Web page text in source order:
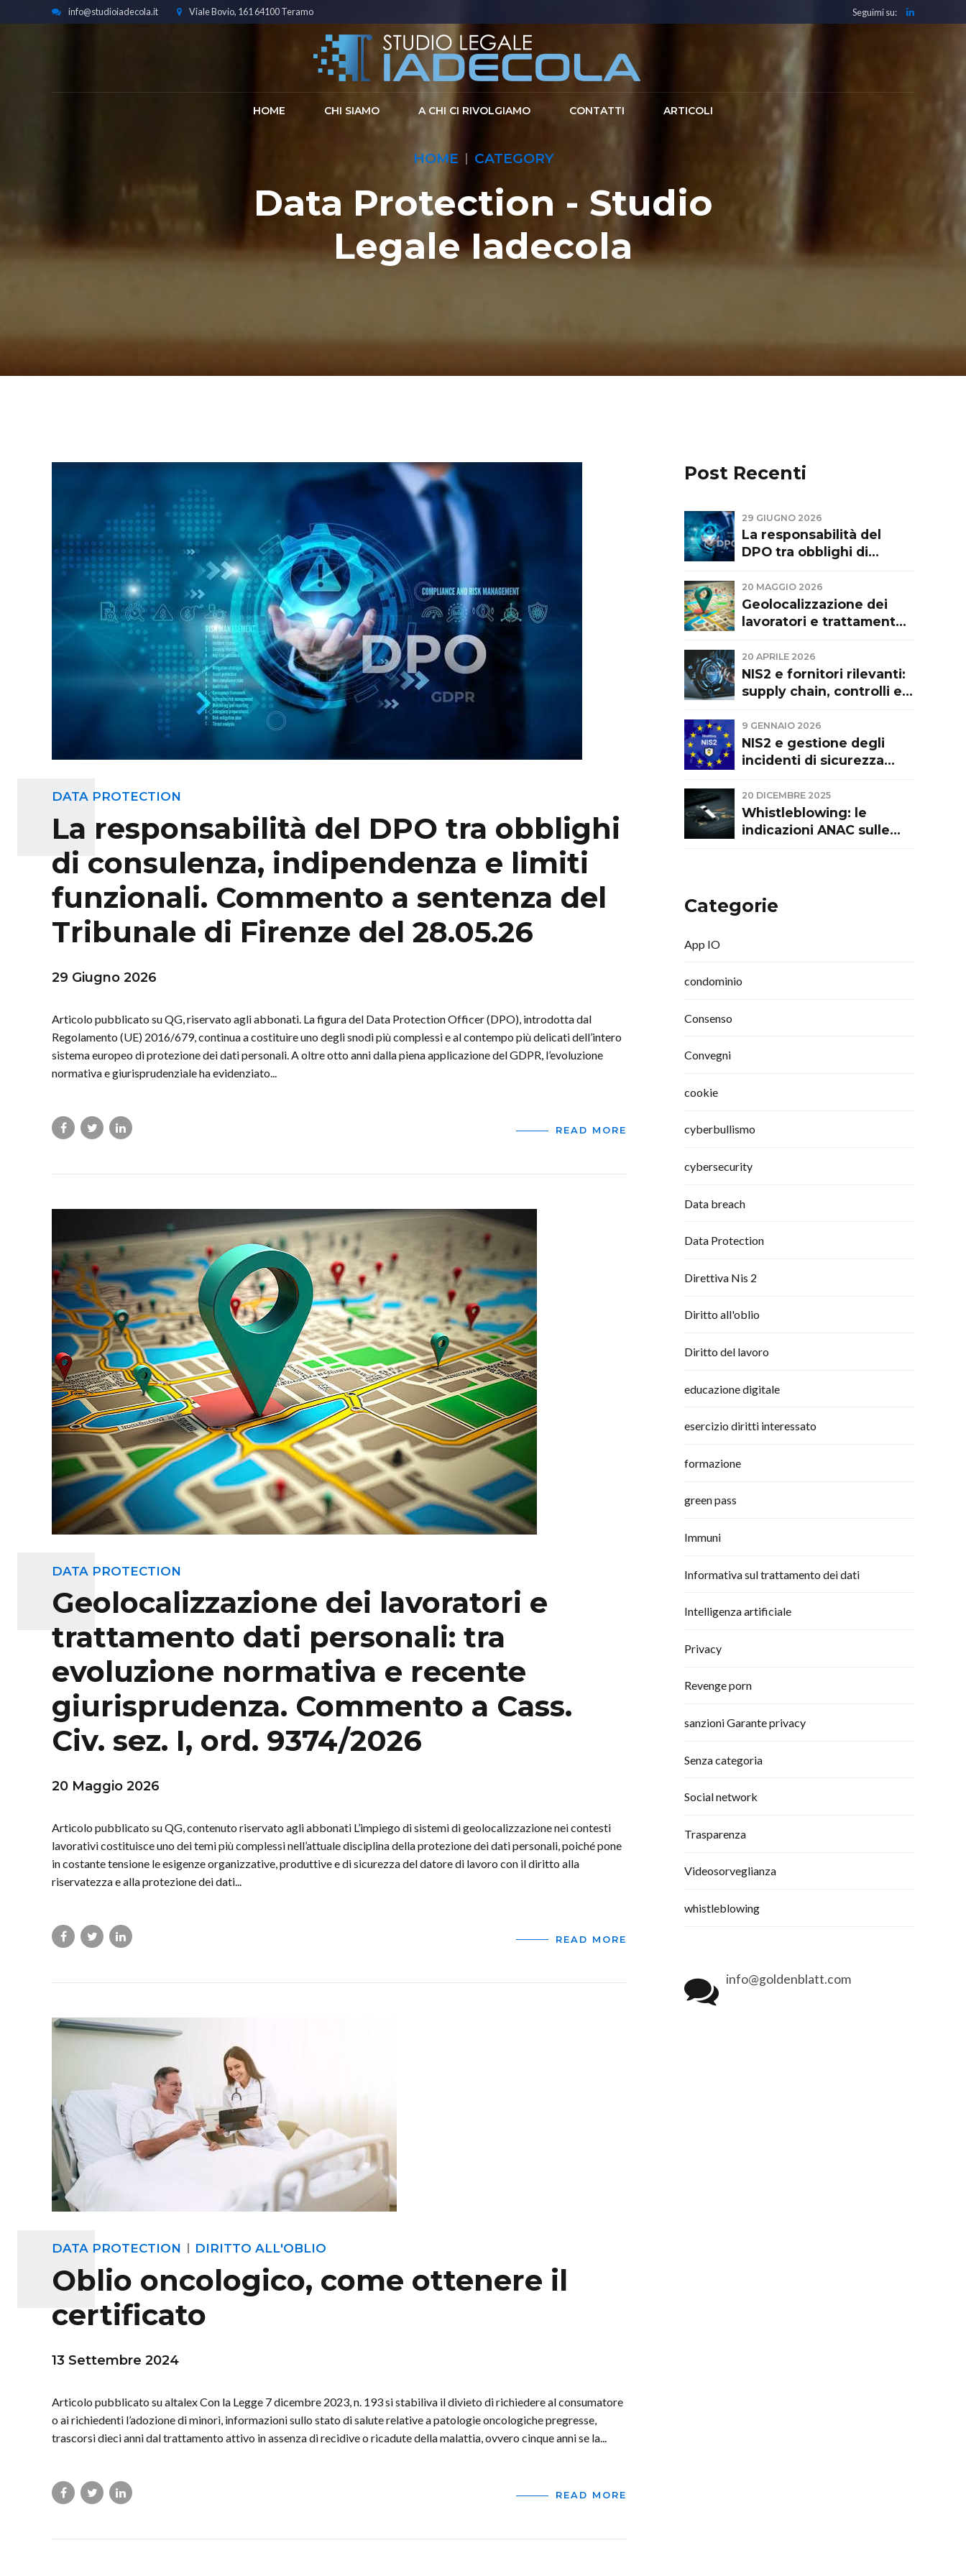
info@studioiadecola.it Viale Bovio, 161 64100 Teramo Seguimi su:
HOME CHI SIAMO A CHI CI RIVOLGIAMO CONTATTI ARTICOLI
HOME CATEGORY
Data Protection - Studio
Legale Iadecola
DATA PROTECTION
La responsabilità del DPO tra obblighi
di consulenza, indipendenza e limiti
funzionali. Commento a sentenza del
Tribunale di Firenze del 28.05.26
29 Giugno 2026
Articolo pubblicato su QG, riservato agli abbonati. La figura del Data Protection Officer (DPO), introdotta dal
Regolamento (UE) 2016/679, continua a costituire uno degli snodi più complessi e al contempo più delicati dell’intero
sistema europeo di protezione dei dati personali. A oltre otto anni dalla piena applicazione del GDPR, l’evoluzione
normativa e giurisprudenziale ha evidenziato...
READ MORE
DATA PROTECTION
Geolocalizzazione dei lavoratori e
trattamento dati personali: tra
evoluzione normativa e recente
giurisprudenza. Commento a Cass.
Civ. sez. I, ord. 9374/2026
20 Maggio 2026
Articolo pubblicato su QG, contenuto riservato agli abbonati L’impiego di sistemi di geolocalizzazione nei contesti
lavorativi costituisce uno dei temi più complessi nell’attuale disciplina della protezione dei dati personali, poiché pone
in costante tensione le esigenze organizzative, produttive e di sicurezza del datore di lavoro con il diritto alla
riservatezza e alla protezione dei dati...
READ MORE
DATA PROTECTION DIRITTO ALL'OBLIO
Oblio oncologico, come ottenere il
certificato
13 Settembre 2024
Articolo pubblicato su altalex Con la Legge 7 dicembre 2023, n. 193 si stabiliva il divieto di richiedere al consumatore
o ai richiedenti l’adozione di minori, informazioni sullo stato di salute relative a patologie oncologiche pregresse,
trascorsi dieci anni dal trattamento attivo in assenza di recidive o ricadute della malattia, ovvero cinque anni se la...
READ MORE
Post Recenti
29 GIUGNO 2026
La responsabilità del
DPO tra obblighi di
indipendenza e limiti
funzionali. Commento a
sentenza del Tribunale di
20 MAGGIO 2026
Geolocalizzazione dei
lavoratori e trattamento
evoluzione normativa e
recente giurisprudenza.
Commento a Cass. Civ.
20 APRILE 2026
NIS2 e fornitori rilevanti:
supply chain, controlli e
9 GENNAIO 2026
NIS2 e gestione degli
incidenti di sicurezza
Linee guida di ACN
20 DICEMBRE 2025
Whistleblowing: le
indicazioni ANAC sulle
Categorie
App IO
condominio
Consenso
Convegni
cookie
cyberbullismo
cybersecurity
Data breach
Data Protection
Direttiva Nis 2
Diritto all'oblio
Diritto del lavoro
educazione digitale
esercizio diritti interessato
formazione
green pass
Immuni
Informativa sul trattamento dei dati
Intelligenza artificiale
Privacy
Revenge porn
sanzioni Garante privacy
Senza categoria
Social network
Trasparenza
Videosorveglianza
whistleblowing
info@goldenblatt.com